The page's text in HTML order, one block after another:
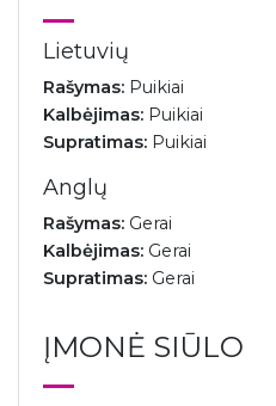
Lietuvių
Rašymas: Puikiai
Kalbėjimas: Puikiai
Supratimas: Puikiai
Anglų
Rašymas: Gerai
Kalbėjimas: Gerai
Supratimas: Gerai
ĮMONĖ SIŪLO